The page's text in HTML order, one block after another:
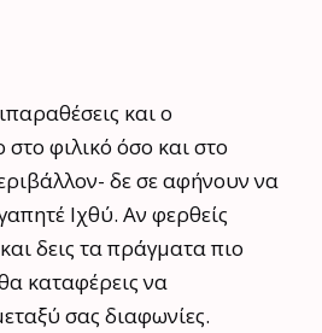
και ο
φιλικό όσο και στο
δε σε αφήνουν να
Ιχθύ. Αν φερθείς
δεις τα πράγματα πιο
καταφέρεις να
σας διαφωνίες.